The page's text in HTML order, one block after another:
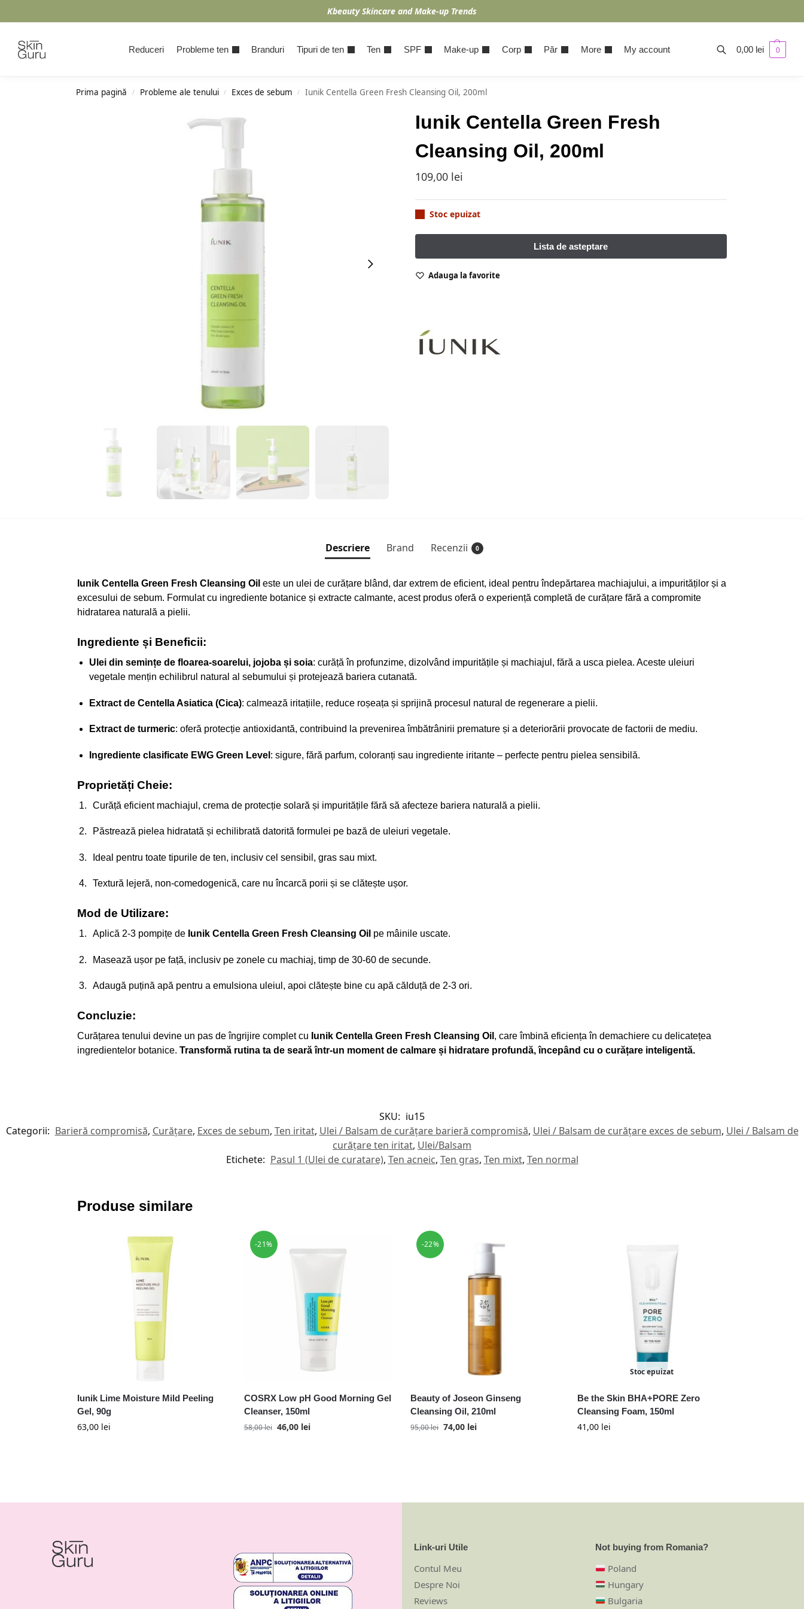
Kbeauty Skincare and Make-up Trends
Reduceri Probleme ten Branduri Tipuri de ten Ten SPF Make-up Corp Păr More My account 0,00 lei 0
Prima pagină / Probleme ale tenului / Exces de sebum / Iunik Centella Green Fresh Cleansing Oil, 200ml
Iunik Centella Green Fresh
Cleansing Oil, 200ml
109,00 lei
Stoc epuizat
Adauga la favorite
Descriere Brand Recenzii 0
Iunik Centella Green Fresh Cleansing Oil este un ulei de curățare blând, dar extrem de eficient, ideal pentru îndepărtarea machiajului, a impurităților și a
excesului de sebum. Formulat cu ingrediente botanice și extracte calmante, acest produs oferă o experiență completă de curățare fără a compromite
hidratarea naturală a pielii.
Ingrediente și Beneficii:
Ulei din semințe de floarea-soarelui, jojoba și soia: curăță în profunzime, dizolvând impuritățile și machiajul, fără a usca pielea. Aceste uleiuri
vegetale mențin echilibrul natural al sebumului și protejează bariera cutanată.
Extract de Centella Asiatica (Cica): calmează iritațiile, reduce roșeața și sprijină procesul natural de regenerare a pielii.
Extract de turmeric: oferă protecție antioxidantă, contribuind la prevenirea îmbătrânirii premature și a deteriorării provocate de factorii de mediu.
Ingrediente clasificate EWG Green Level : sigure, fără parfum, coloranți sau ingrediente iritante – perfecte pentru pielea sensibilă.
Proprietăți Cheie:
Curăță eficient machiajul, crema de protecție solară și impuritățile fără să afecteze bariera naturală a pielii.
Păstrează pielea hidratată și echilibrată datorită formulei pe bază de uleiuri vegetale.
Ideal pentru toate tipurile de ten, inclusiv cel sensibil, gras sau mixt.
Textură lejeră, non-comedogenică, care nu încarcă porii și se clătește ușor.
Mod de Utilizare:
Aplică 2-3 pompițe de Iunik Centella Green Fresh Cleansing Oil pe mâinile uscate.
Masează ușor pe față, inclusiv pe zonele cu machiaj, timp de 30-60 de secunde.
Adaugă puțină apă pentru a emulsiona uleiul, apoi clătește bine cu apă călduță de 2-3 ori.
Concluzie:
Curățarea tenului devine un pas de îngrijire complet cu Iunik Centella Green Fresh Cleansing Oil , care îmbină eficiența în demachiere cu delicatețea
ingredientelor botanice. Transformă rutina ta de seară într-un moment de calmare și hidratare profundă, începând cu o curățare inteligentă.
SKU: iu15
Categorii: Barieră compromisă, Curățare, Exces de sebum, Ten iritat, Ulei / Balsam de curățare barieră compromisă, Ulei / Balsam de curățare exces de sebum, Ulei / Balsam de
curățare ten iritat, Ulei/Balsam
Etichete: Pasul 1 (Ulei de curatare), Ten acneic, Ten gras, Ten mixt, Ten normal
Produse similare
Iunik Lime Moisture Mild Peeling
Gel, 90g
63,00 lei
-21%
COSRX Low pH Good Morning Gel
Cleanser, 150ml
58,00lei 46,00 lei
-22%
Beauty of Joseon Ginseng
Cleansing Oil, 210ml
95,00lei 74,00 lei
Stoc epuizat
Be the Skin BHA+PORE Zero
Cleansing Foam, 150ml
41,00 lei
Link-uri Utile
Contul Meu
Despre Noi
Reviews
Not buying from Romania?
Poland
Hungary
Bulgaria